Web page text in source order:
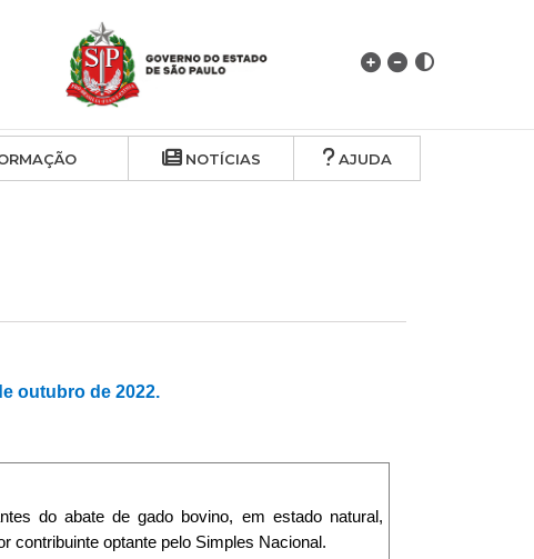
NOTÍCIAS AJUDA
outubro de 2022.
do abate de gado bovino, em estado natural,
contribuinte optante pelo Simples Nacional.